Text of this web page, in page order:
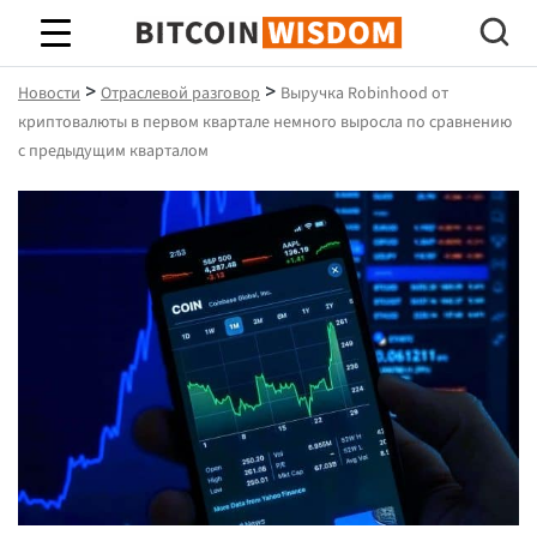
Биткойн Мудрость
Новости > Отраслевой разговор > Выручка Robinhood от
криптовалюты в первом квартале немного выросла по сравнению
с предыдущим кварталом